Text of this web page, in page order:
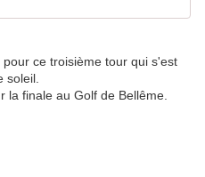
ce troisième tour qui s'est
soleil.
la finale au Golf de Bellême.